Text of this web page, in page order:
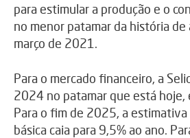
para estimular a produção e o
no menor patamar da história
março de 2021.
Para o mercado financeiro, a
2024 no patamar que está hoje,
Para o fim de 2025, a
básica caia para 9,5% ao ano.